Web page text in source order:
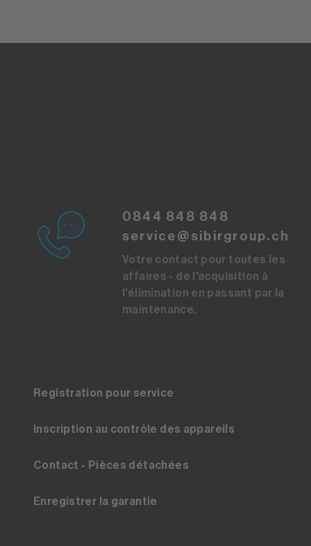
0844 848 848
service@sibirgroup.ch
Votre contact pour toutes les
affaires - de l'acquisition à
l'élimination en passant par la
maintenance.
Registration pour service
Inscription au contrôle des appareils
Contact - Pièces détachées
Enregistrer la garantie